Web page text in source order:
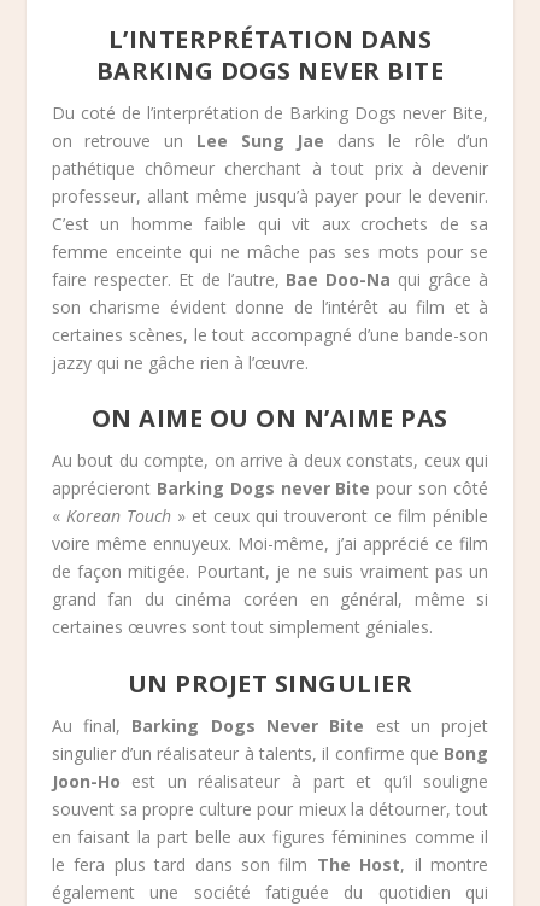
L’INTERPRÉTATION DANS
BARKING DOGS NEVER BITE
Du coté de l’interprétation de Barking Dogs never Bite,
on retrouve un Lee Sung Jae dans le rôle d’un
pathétique chômeur cherchant à tout prix à devenir
professeur, allant même jusqu’à payer pour le devenir.
C’est un homme faible qui vit aux crochets de sa
femme enceinte qui ne mâche pas ses mots pour se
faire respecter. Et de l’autre, Bae Doo-Na qui grâce à
son charisme évident donne de l’intérêt au film et à
certaines scènes, le tout accompagné d’une bande-son
jazzy qui ne gâche rien à l’œuvre.
ON AIME OU ON N’AIME PAS
Au bout du compte, on arrive à deux constats, ceux qui
apprécieront Barking Dogs never Bite pour son côté
« Korean Touch» et ceux qui trouveront ce film pénible
voire même ennuyeux. Moi-même, j’ai apprécié ce film
de façon mitigée. Pourtant, je ne suis vraiment pas un
grand fan du cinéma coréen en général, même si
certaines œuvres sont tout simplement géniales.
UN PROJET SINGULIER
Au final, Barking Dogs Never Bite est un projet
singulier d’un réalisateur à talents, il confirme que Bong
Joon-Ho est un réalisateur à part et qu’il souligne
souvent sa propre culture pour mieux la détourner, tout
en faisant la part belle aux figures féminines comme il
le fera plus tard dans son film The Host, il montre
également une société fatiguée du quotidien qui